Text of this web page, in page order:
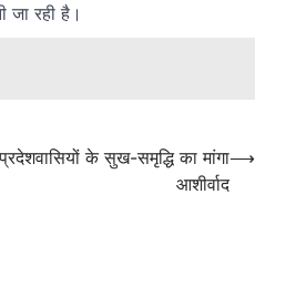
जा रही है।
के सुख-समृद्धि का मांगा
आशीर्वाद
⟶